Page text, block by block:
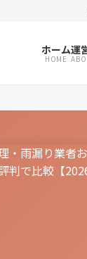
ホーム
HOME
運